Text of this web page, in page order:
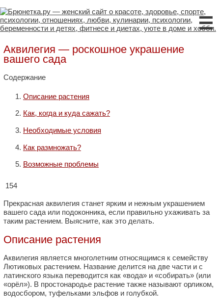
☰
Аквилегия — роскошное украшение
вашего сада
Содержание
Описание растения
Как, когда и куда сажать?
Необходимые условия
Как размножать?
Возможные проблемы
154
Прекрасная аквилегия станет ярким и нежным украшением
вашего сада или подоконника, если правильно ухаживать за
таким растением. Выясните, как это делать.
Описание растения
Аквилегия является многолетним относящимся к семейству
Лютиковых растением. Название делится на две части и с
латинского языка переводится как «вода» и «собирать» (или
«орёл»). В простонародье растение также называют орликом,
водосбором, туфельками эльфов и голубкой.